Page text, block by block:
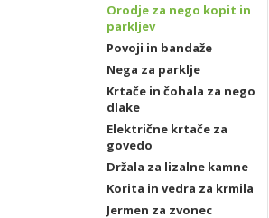
Orodje za nego kopit in
parkljev
Povoji in bandaže
Nega za parklje
Krtače in čohala za nego
dlake
Električne krtače za
govedo
Držala za lizalne kamne
Korita in vedra za krmila
Jermen za zvonec